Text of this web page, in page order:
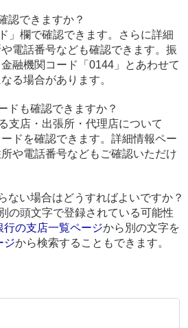
認できますか？
」欄で確認できます。さらに詳細
電話番号なども確認できます。振
融機関コード「0144」とあわせて
る場合があります。
ドも確認できますか？
支店・出張所・代理店について
ドを確認できます。詳細情報ペー
や電話番号などもご確認いただけ
ない場合はどうすればよいですか？
の頭文字で登録されている可能性
行の支店一覧ページから別の文字を
ジから検索することもできます。